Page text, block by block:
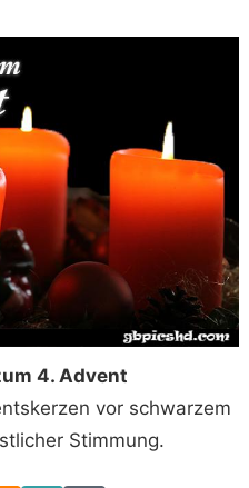
4. Advent
vor schwarzem
Stimmung.